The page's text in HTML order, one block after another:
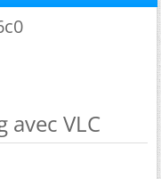
VLC